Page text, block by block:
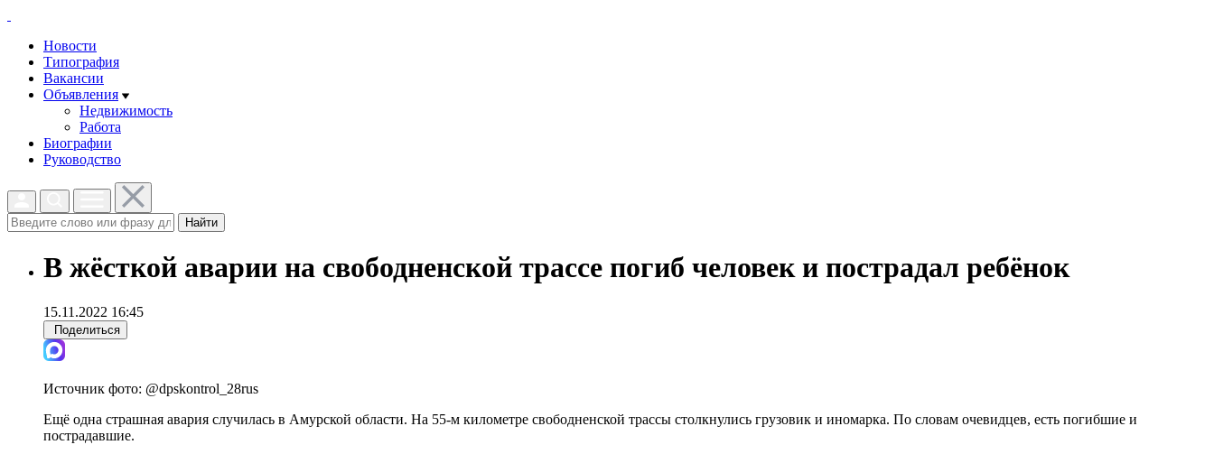
Новости
Типография
Вакансии
Объявления
Недвижимость
Работа
Биографии
Руководство
Найти
В жёсткой аварии на свободненской трассе погиб человек и пострадал ребёнок
15.11.2022 16:45
Поделиться
Источник фото: @dpskontrol_28rus
Ещё одна страшная авария случилась в Амурской области. На 55-м километре свободненской трассы столкнулись грузовик и иномарка. По словам очевидцев, есть погибшие и
пострадавшие.